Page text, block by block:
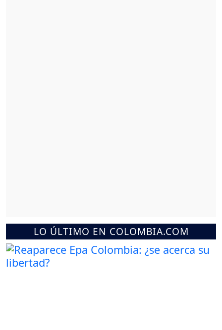
LO ÚLTIMO EN COLOMBIA.COM